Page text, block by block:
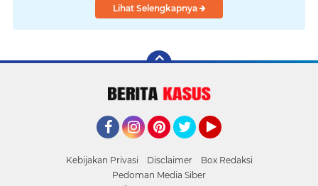
Lihat Selengkapnya
Kebijakan Privasi Disclaimer
Box Redaksi
Pedoman Media Siber